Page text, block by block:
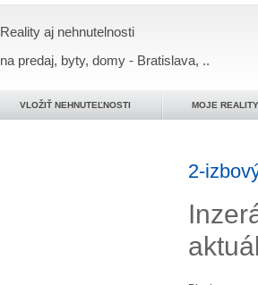
Reality aj nehnutelnosti
na predaj, byty, domy - Bratislava, ..
VLOŽIŤ NEHNUTEĽNOSTI MOJE REALITY
2-